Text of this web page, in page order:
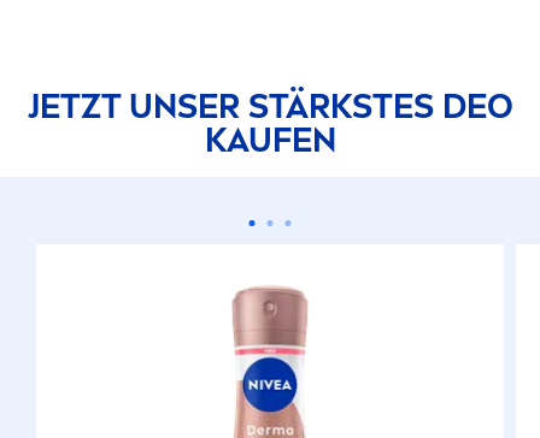
JETZT UNSER STÄRKSTES DEO
KAUFEN